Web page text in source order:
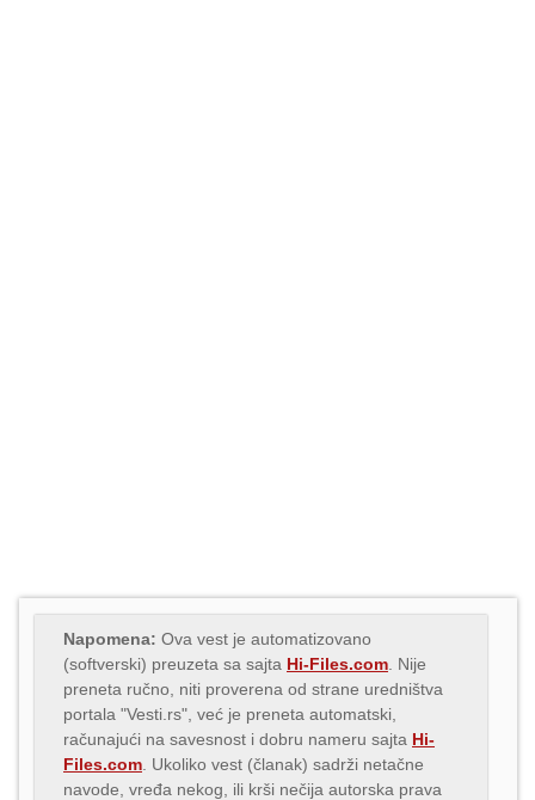
Napomena: Ova vest je automatizovano
(softverski) preuzeta sa sajta Hi-Files.com . Nije
preneta ručno, niti proverena od strane uredništva
portala "Vesti.rs", već je preneta automatski,
računajući na savesnost i dobru nameru sajta Hi-
Files.com . Ukoliko vest (članak) sadrži netačne
navode, vređa nekog, ili krši nečija autorska prava